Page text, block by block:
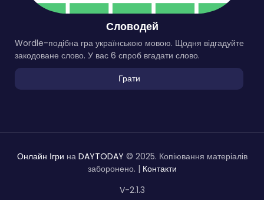
Словодей
Wordle-подібна гра українською мовою. Щодня відгадуйте
закодоване слово. У вас 6 спроб вгадати слово.
Грати
Онлайн Ігри на DAYTODAY © 2025. Копіювання матеріалів
заборонено. | Контакти
V-2.1.3